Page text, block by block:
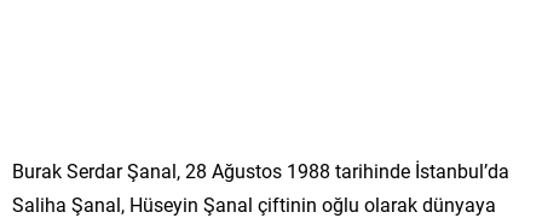
Burak Serdar Şanal, 28 Ağustos 1988 tarihinde İstanbul’da
Saliha Şanal, Hüseyin Şanal çiftinin oğlu olarak dünyaya